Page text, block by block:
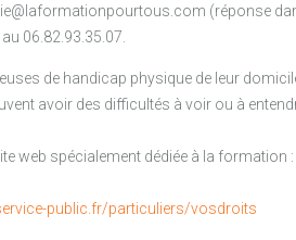
(réponse
06.82.93.35.07.
de handicap physique de leur
avoir des difficultés à voir ou à
web spécialement dédiée à la formation :
public.fr/particuliers/vosdroits